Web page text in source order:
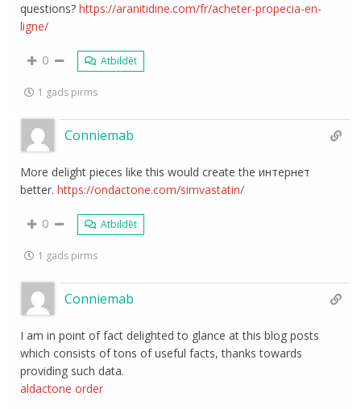
questions?https://aranitidine.com/fr/acheter-propecia-en-
ligne/
0 Atbildēt
1 gads pirms
Conniemab
More delight pieces like this would create the интернет
better.https://ondactone.com/simvastatin/
0 Atbildēt
1 gads pirms
Conniemab
I am in point of fact delighted to glance at this blog posts
which consists of tons of useful facts, thanks towards
providing such data.
aldactone order